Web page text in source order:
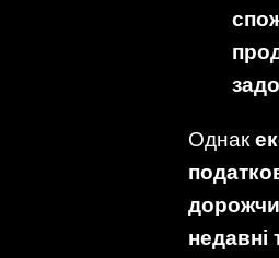
Однак
недавні